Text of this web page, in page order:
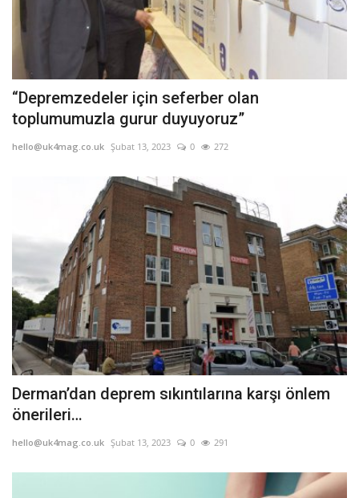
“Depremzedeler için seferber olan
toplumumuzla gurur duyuyoruz”
hello@uk4mag.co.uk Şubat 13, 2023 0 272
Derman’dan deprem sıkıntılarına karşı önlem
önerileri…
hello@uk4mag.co.uk Şubat 13, 2023 0 291